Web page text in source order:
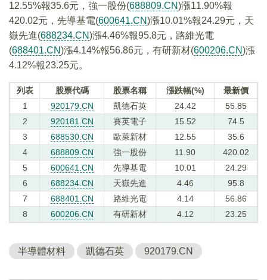
12.55%報35.6元，強一股份(688809.CN)漲11.90%報
420.02元，先導基電(600641.CN)漲10.01%報24.29元，天
嶽先進(688234.CN)漲4.46%報95.8元，路維光電
(688401.CN)漲4.14%報56.86元，有研新材(600206.CN)漲
4.12%報23.25元。
列表 股票代碼 股票名稱 漲跌幅(%)
最新價
1
920179.CN 凱德石英 24.42
55.85
2
920181.CN 賽英電子 15.52
74.5
3
688530.CN 歐萊新材 12.55
35.6
4
688809.CN 強一股份 11.90
420.02
5
600641.CN 先導基電 10.01
24.29
6
688234.CN 天嶽先進 4.46
95.8
7
688401.CN 路維光電 4.14
56.86
8
600206.CN 有研新材 4.12 23.25
半導體材料 凱德石英 920179.CN